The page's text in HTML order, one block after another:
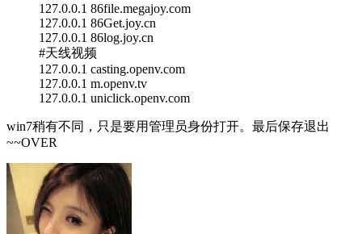
127.0.0.1 86file.megajoy.com
127.0.0.1 86Get.joy.cn
127.0.0.1 86log.joy.cn
#天线视频
127.0.0.1 casting.openv.com
127.0.0.1 m.openv.tv
127.0.0.1 uniclick.openv.com
win7稍有不同，只是要用管理员身份打开。最后保存退出
~~OVER